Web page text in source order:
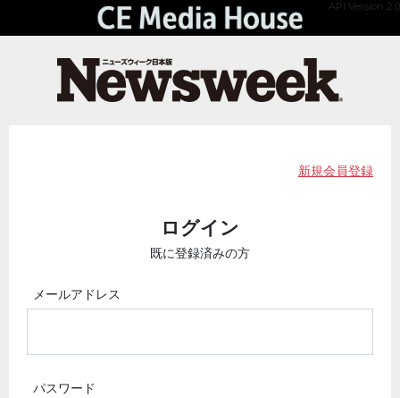
API Version 2.0
新規会員登録
ログイン
既に登録済みの方
メールアドレス
パスワード